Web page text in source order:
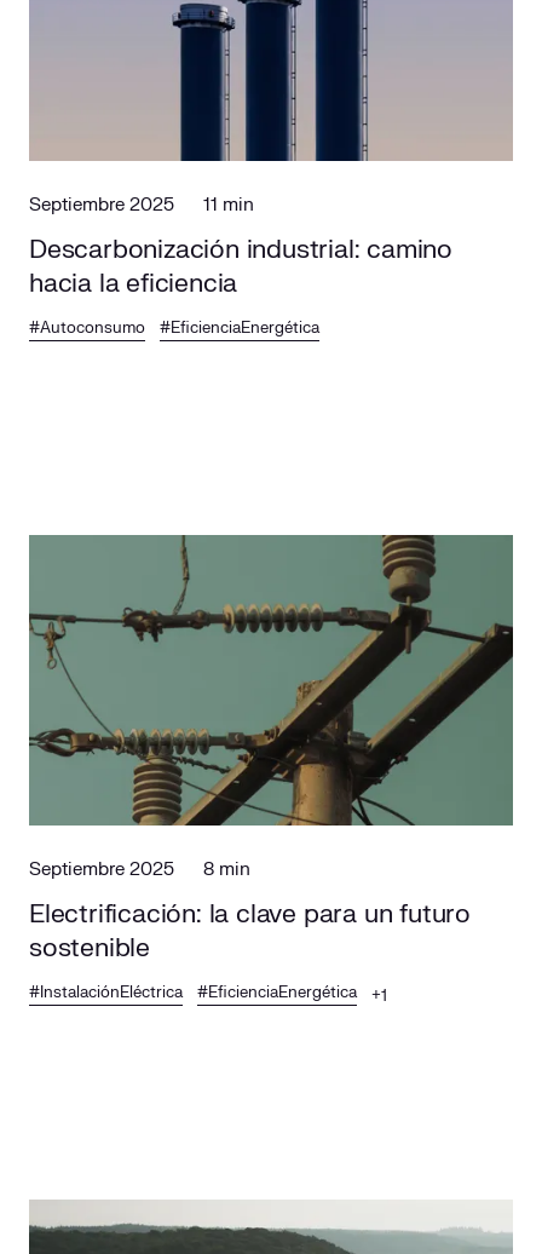
Septiembre 2025 11 min
Descarbonización industrial: camino
hacia la eficiencia
#Autoconsumo #EficienciaEnergética
Septiembre 2025 8 min
Electrificación: la clave para un futuro
sostenible
#InstalaciónEléctrica #EficienciaEnergética +1